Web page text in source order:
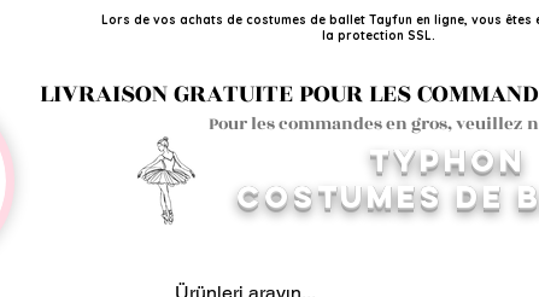
Lors de vos achats de costumes de ballet Tayfun en ligne, vous êtes
la protection SSL.
LIVRAISON GRATUITE POUR LES
Pour les commandes en gros, veuillez
TYPHON
COSTUMES DE